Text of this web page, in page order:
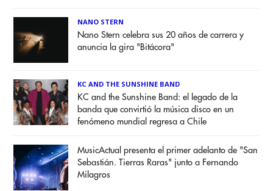
NANO STERN
Nano Stern celebra sus 20 años de carrera y
anuncia la gira "Bitácora"
KC AND THE SUNSHINE BAND
KC and the Sunshine Band: el legado de la
banda que convirtió la música disco en un
fenómeno mundial regresa a Chile
MusicActual presenta el primer adelanto de "San
Sebastián. Tierras Raras" junto a Fernando
Milagros